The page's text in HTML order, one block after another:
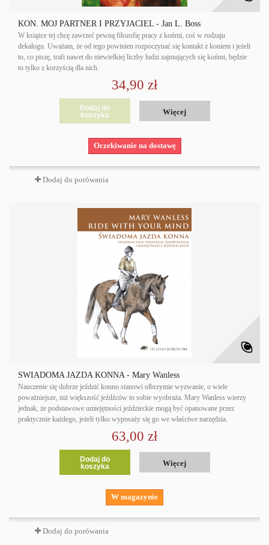
KOŃ. MÓJ PARTNER I PRZYJACIEL - Jan L. Boss
W książce tej chcę zawrzeć pewną filozofię pracy z końmi, coś w rodzaju
dekalogu. Uważam, że od tego powinien rozpoczynać się kontakt z koniem i jeżeli
to, co piszę, trafi nawet do niewielkiej liczby ludzi zajmujących się końmi, będzie
to tylko z korzyścią dla nich.
34,90 zł
Dodaj do
koszyka
Więcej
Oczekiwanie na dostawę
Dodaj do porówania
ŚWIADOMA JAZDA KONNA - Mary Wanless
Nauczenie się dobrze jeździć konno stanowi olbrzymie wyzwanie, o wiele
poważniejsze, niż większość jeźdźców to sobie wyobraża. Mary Wanless wierzy
jednak, że podstawowe umiejętności jeździeckie mogą być opanowane przez
praktycznie każdego, jeżeli tylko wyposaży się go we właściwe narzędzia.
63,00 zł
Dodaj do
koszyka
Więcej
W magazynie
Dodaj do porówania